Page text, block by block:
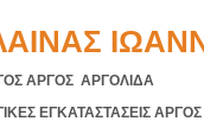
ΑΡΓΟΣ ΑΡΓΟΛΙΔΑ
ΕΓΚΑΤΑΣΤΑΣΕΙΣ